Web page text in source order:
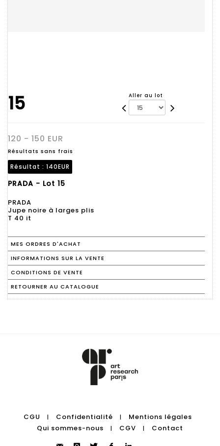
15 Aller au lot
120 - 150 EUR
Résultats sans frais
Résultat : 140EUR
PRADA - Lot 15
PRADA
Jupe noire à larges plis
T 40 it
MES ORDRES D'ACHAT
INFORMATIONS SUR LA VENTE
CONDITIONS DE VENTE
RETOURNER AU CATALOGUE
CGU | Confidentialité |
Mentions légales
Qui sommes-nous
| CGV | Contact